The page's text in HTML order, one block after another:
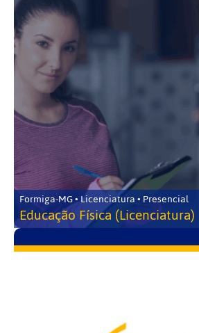
Formiga-MG • Licenciatura • Presencial
Educação Física (Licenciatura)